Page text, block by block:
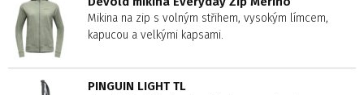
Mikina na zip s volným střihem, vysokým límcem,
kapucou a velkými kapsami.
PINGUIN LIGHT TL